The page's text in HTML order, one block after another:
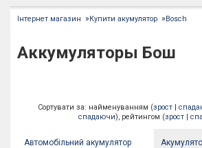
Інтернет магазин »Купити акумулятор »Bosch
Аккумуляторы Бош
Сортувати за: найменуванням (зрост|
спадаючи), рейтингом (зрост|
Автомобільний акумулятор